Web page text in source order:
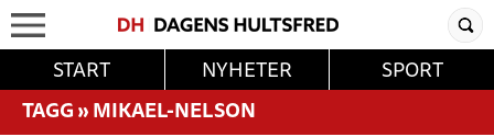
START NYHETER
SPORT
TAGG»MIKAEL-NELSON